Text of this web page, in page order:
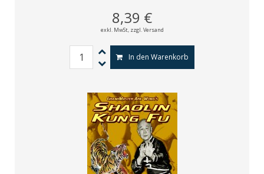
8,39 €
exkl. MwSt, zzgl. Versand
In den Warenkorb